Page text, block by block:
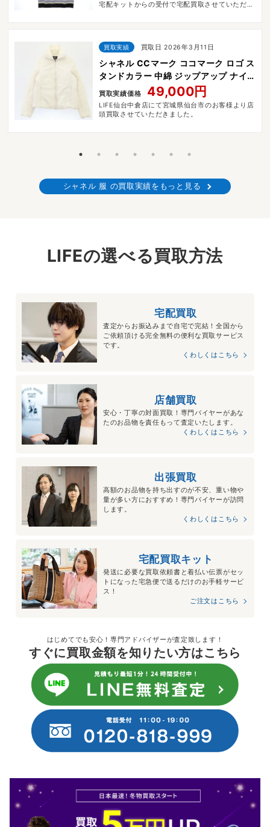
宅配キットからの受付で宅配買取させていただき
買取実績 買取日 2026年3月11日
シャネル CCマーク ココマーク ロゴ ス
タンドカラー 中綿 ジップアップ ナイ
ロン ジャケット
買取実績価格 49,000円
LIFE仙台中倉店にて宮城県仙台市のお客様より店
頭買取させていただきました。
シャネル 服 の買取実績をもっと見る
LIFEの選べる買取方法
宅配買取
査定からお振込みまで自宅で完結！全国から
ご依頼頂ける完全無料の便利な買取サービス
です。
くわしくはこちら
店舗買取
安心・丁寧の対面買取！専門バイヤーがあな
たのお品物を責任もって査定いたします。
くわしくはこちら
出張買取
高額のお品物を持ち出すのが不安、重い物や
量が多い方におすすめ！専門バイヤーが訪問
します。
くわしくはこちら
宅配買取キット
発送に必要な買取依頼書と着払い伝票がセッ
トになった宅急便で送るだけのお手軽サービ
ス！
ご注文はこちら
はじめてでも安心！専門アドバイザーが査定致します！
すぐに買取金額を知りたい方はこちら